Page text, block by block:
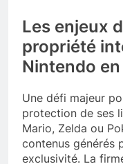
Les enjeux
propriété
Nintendo
Une défi majeur
protection de ses
Mario, Zelda ou
contenus générés
exclusivité. La